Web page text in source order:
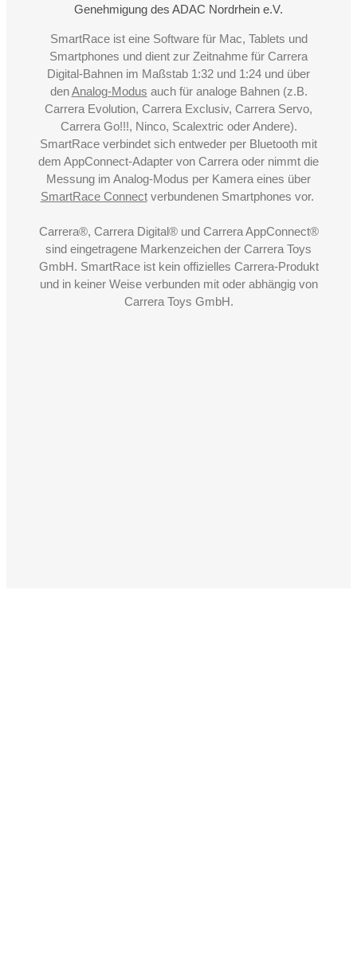
Genehmigung des ADAC Nordrhein e.V.
SmartRace ist eine Software für Mac, Tablets und
Smartphones und dient zur Zeitnahme für Carrera
Digital-Bahnen im Maßstab 1:32 und 1:24 und über
denAnalog-Modus auch für analoge Bahnen (z.B.
Carrera Evolution, Carrera Exclusiv, Carrera Servo,
Carrera Go!!!, Ninco, Scalextric oder Andere).
SmartRace verbindet sich entweder per Bluetooth mit
dem AppConnect-Adapter von Carrera oder nimmt die
Messung im Analog-Modus per Kamera eines über
SmartRace Connectverbundenen Smartphones vor.
Carrera®, Carrera Digital® und Carrera AppConnect®
sind eingetragene Markenzeichen der Carrera Toys
GmbH. SmartRace ist kein offizielles Carrera-Produkt
und in keiner Weise verbunden mit oder abhängig von
Carrera Toys GmbH.